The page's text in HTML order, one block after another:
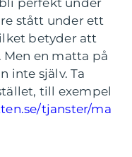
perfekt under
stått under ett
betyder att
en matta på
inte själv. Ta
till exempel
tjanster/ma